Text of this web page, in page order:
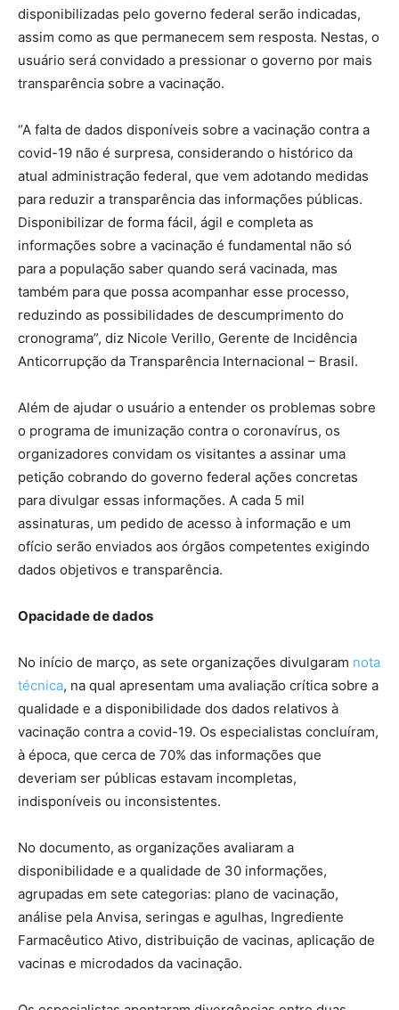
disponibilizadas pelo governo federal serão indicadas,
assim como as que permanecem sem resposta. Nestas, o
usuário será convidado a pressionar o governo por mais
transparência sobre a vacinação.
“A falta de dados disponíveis sobre a vacinação contra a
covid-19 não é surpresa, considerando o histórico da
atual administração federal, que vem adotando medidas
para reduzir a transparência das informações públicas.
Disponibilizar de forma fácil, ágil e completa as
informações sobre a vacinação é fundamental não só
para a população saber quando será vacinada, mas
também para que possa acompanhar esse processo,
reduzindo as possibilidades de descumprimento do
cronograma”, diz Nicole Verillo, Gerente de Incidência
Anticorrupção da Transparência Internacional – Brasil.
Além de ajudar o usuário a entender os problemas sobre
o programa de imunização contra o coronavírus, os
organizadores convidam os visitantes a assinar uma
petição cobrando do governo federal ações concretas
para divulgar essas informações. A cada 5 mil
assinaturas, um pedido de acesso à informação e um
ofício serão enviados aos órgãos competentes exigindo
dados objetivos e transparência.
Opacidade de dados
No início de março, as sete organizações divulgaram nota
técnica, na qual apresentam uma avaliação crítica sobre a
qualidade e a disponibilidade dos dados relativos à
vacinação contra a covid-19. Os especialistas concluíram,
à época, que cerca de 70% das informações que
deveriam ser públicas estavam incompletas,
indisponíveis ou inconsistentes.
No documento, as organizações avaliaram a
disponibilidade e a qualidade de 30 informações,
agrupadas em sete categorias: plano de vacinação,
análise pela Anvisa, seringas e agulhas, Ingrediente
Farmacêutico Ativo, distribuição de vacinas, aplicação de
vacinas e microdados da vacinação.